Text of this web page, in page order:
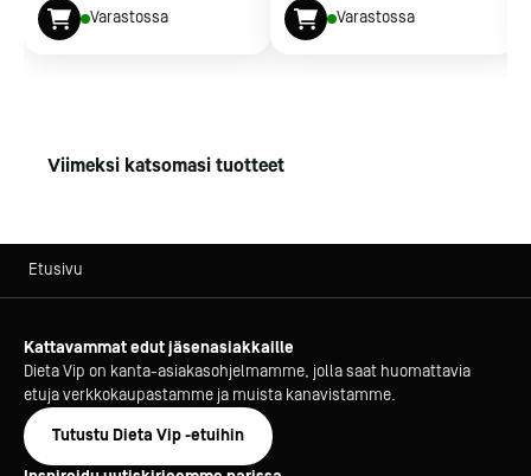
Varastossa
Varastossa
Viimeksi katsomasi tuotteet
Etusivu
Kattavammat edut jäsenasiakkaille
Dieta Vip on kanta-asiakasohjelmamme, jolla saat huomattavia
etuja verkkokaupastamme ja muista kanavistamme.
Tutustu Dieta Vip -etuihin